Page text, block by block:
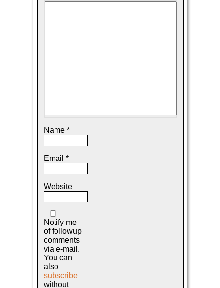
Name *
Email *
Website
Notify me
of followup
comments
via e-mail.
You can
also
subscribe
without